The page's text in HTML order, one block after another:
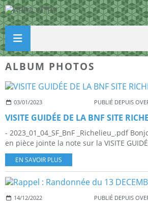
ALBUM PHOTOS
03/01/2023 PUBLIÉ DEPUIS
VISITE GUIDÉE DE LA BNF SITE
- 2023_01_04_SF_BnF _Richelieu_.pdf
en pièce jointe la note sur la VISITE
EN SAVOIR PLUS
14/12/2022 PUBLIÉ DEPUIS